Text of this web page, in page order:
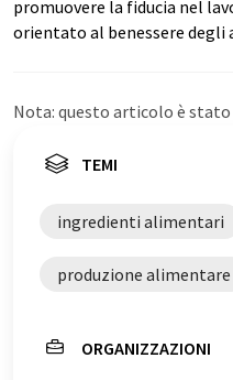
promuovere la fiducia nel
orientato al benessere degli
Nota: questo articolo è
offre queste traduzioni
articolo è stato tradotto
possibile che contenga
grammatica. L'articolo
trovato
TEMI
ingredienti alimentari
produzione alimentare
ORGANIZZAZIONI